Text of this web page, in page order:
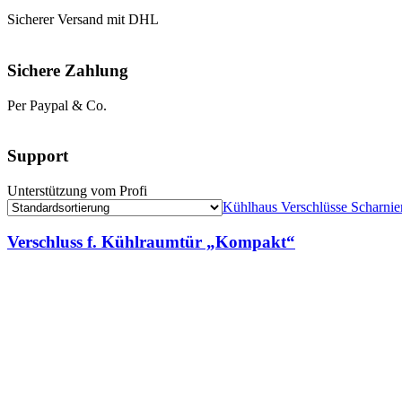
Sicherer Versand mit DHL
Sichere Zahlung
Per Paypal & Co.
Support
Unterstützung vom Profi
Kühlhaus Verschlüsse
Verschluss f. Kühlraumtür „Kompakt“